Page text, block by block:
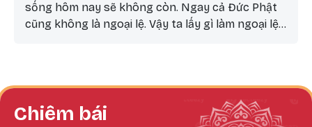
sống hôm nay sẽ không còn. Ngay cả Đức Phật
cũng không là ngoại lệ. Vậy ta lấy gì làm ngoại lệ?
kể cả tôi.
Chiêm bái